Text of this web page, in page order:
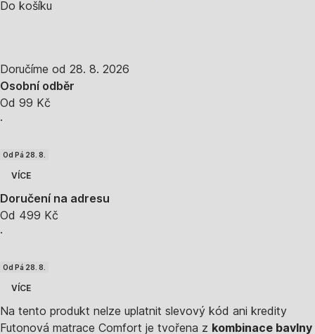
Do košíku
Doručíme od 28. 8. 2026
Osobní odběr
Od 99 Kč
·
Od Pá 28. 8.
VÍCE
Doručení na adresu
Od 499 Kč
·
Od Pá 28. 8.
VÍCE
Na tento produkt nelze uplatnit slevový kód ani kredity
Futonová matrace Comfort je tvořena z kombinace bavlny